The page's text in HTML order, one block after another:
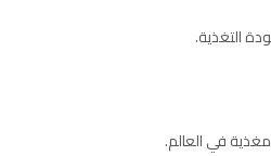
التغذية.
في العالم.